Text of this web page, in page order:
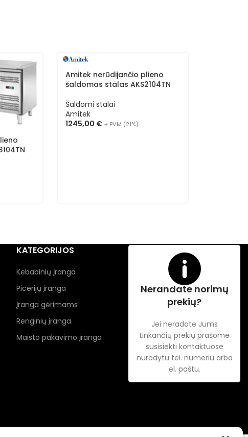
Amitek nerūdijančio plieno
šaldomas stalas AKS2104TN
Šaldomi stalai
Amitek
1245,00 € + PVM (21%)
KATEGORIJOS
Kebabinių įranga
Picerijų įranga
Įranga gėrimams
Renginių įranga
Maisto pakavimo įranga
Nerandate norimų
prekių?
Jei neradote Jums
tinkančių prekių prašome
susisiekti kontaktuose
nurodytu tel. numeriu arba
el. paštu.